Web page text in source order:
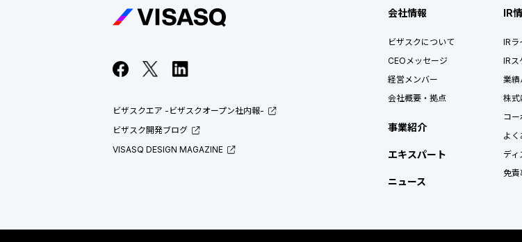
会社情報
ビザスクについて
CEOメッセージ
経営メンバー
会社概要・拠点
事業紹介
エキスパート
ニュース
IR
IRラ
IRス
業績
株式
コ
よく
ディ
免
ビザスクエア -ビザスクオープン社内報-
ビザスク開発ブログ
VISASQ DESIGN MAGAZINE